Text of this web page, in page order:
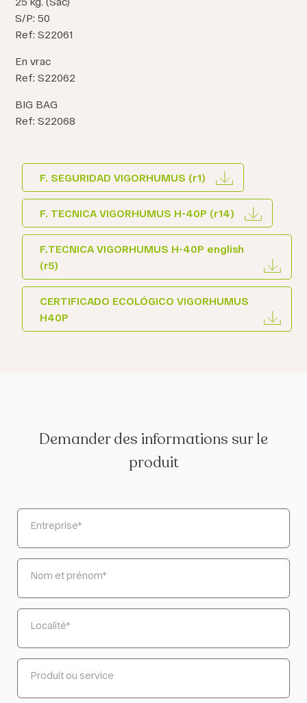
S/P: 50
Ref: S22061
En vrac
Ref: S22062
BIG BAG
Ref: S22068
F. SEGURIDAD VIGORHUMUS (r1)
F. TECNICA VIGORHUMUS H-40P (r14)
F.TECNICA VIGORHUMUS H-40P english
(r5)
CERTIFICADO ECOLÓGICO VIGORHUMUS
H40P
Demander des informations sur le
produit
Entreprise*
Nom et prénom*
Localité*
Produit ou service